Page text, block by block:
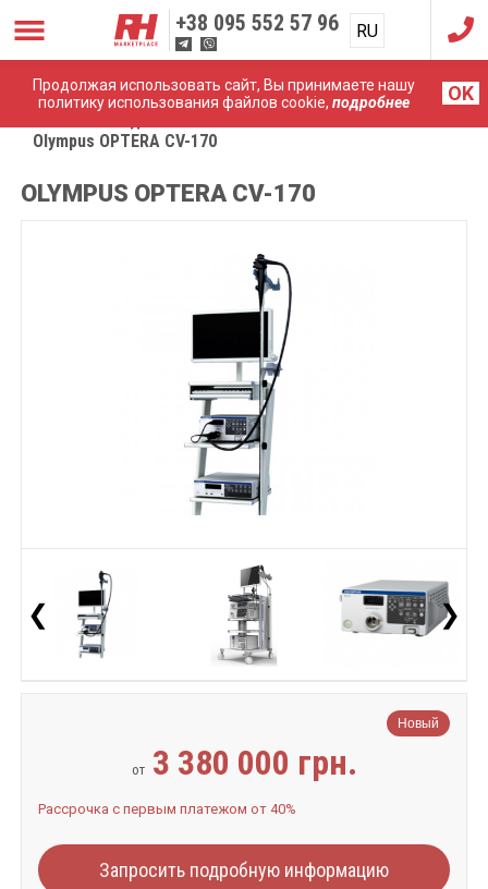
Продолжая использовать сайт, Вы принимаете нашу
политику использования файлов cookie, подробнее OK
+38 095 552 57 96 RU
UA
Olympus OPTERA CV-170
OLYMPUS OPTERA CV-170
❮ ❯
Новый
от 3 380 000 грн.
Рассрочка с первым платежом от 40%
Запросить подробную информацию